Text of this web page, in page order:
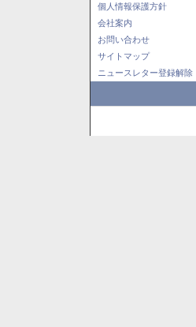
個人情報保護方針
会社案内
お問い合わせ
サイトマップ
ニュースレター登録解除